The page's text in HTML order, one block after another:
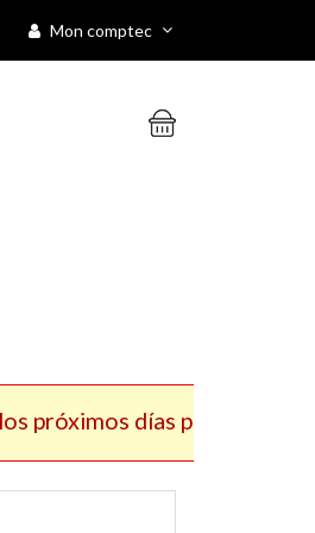
Mon comptec
días publicaremos nuestro